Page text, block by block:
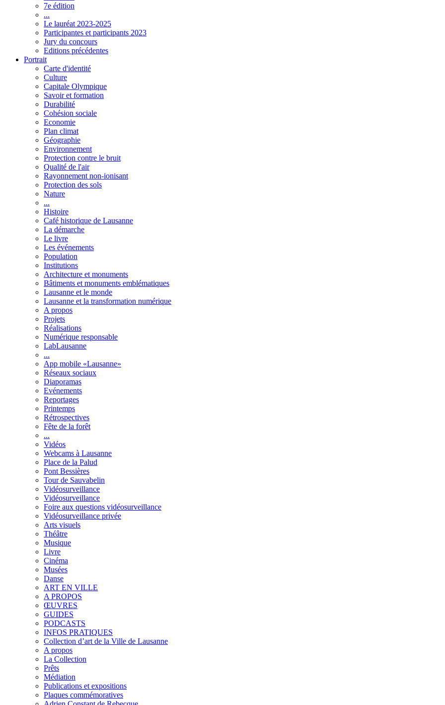
7e édition
...
Le lauréat 2023-2025
Participantes et participants 2023
Jury du concours
Editions précédentes
Portrait
Carte d'identité
Culture
Capitale Olympique
Savoir et formation
Durabilité
Cohésion sociale
Economie
Plan climat
Géographie
Environnement
Protection contre le bruit
Qualité de l'air
Rayonnement non-ionisant
Protection des sols
Nature
...
Histoire
Café historique de Lausanne
La démarche
Le livre
Les événements
Population
Institutions
Architecture et monuments
Bâtiments et monuments emblématiques
Lausanne et le monde
Lausanne et la transformation numérique
A propos
Projets
Réalisations
Numérique responsable
LabLausanne
...
App mobile «Lausanne»
Réseaux sociaux
Diaporamas
Evénements
Reportages
Printemps
Rétrospectives
Fête de la forêt
...
Vidéos
Webcams à Lausanne
Place de la Palud
Pont Bessières
Tour de Sauvabelin
Vidéosurveillance
Vidéosurveillance
Foire aux questions vidéosurveillance
Vidéosurveillance privée
Arts visuels
Théâtre
Musique
Livre
Cinéma
Musées
Danse
ART EN VILLE
A PROPOS
ŒUVRES
GUIDES
PODCASTS
INFOS PRATIQUES
Collection d’art de la Ville de Lausanne
A propos
La Collection
Prêts
Médiation
Publications et expositions
Plaques commémoratives